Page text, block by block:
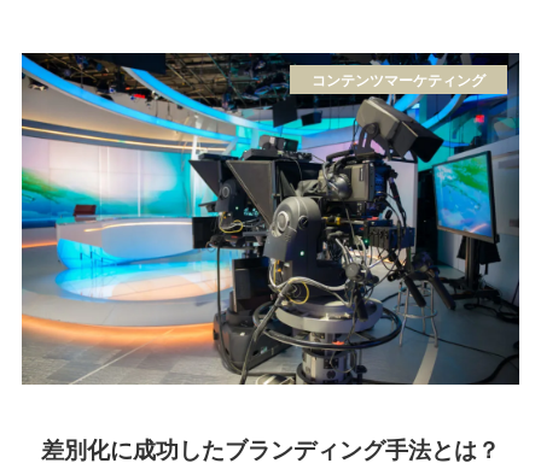
コンテンツマーケティング
差別化に成功したブランディング手法とは？